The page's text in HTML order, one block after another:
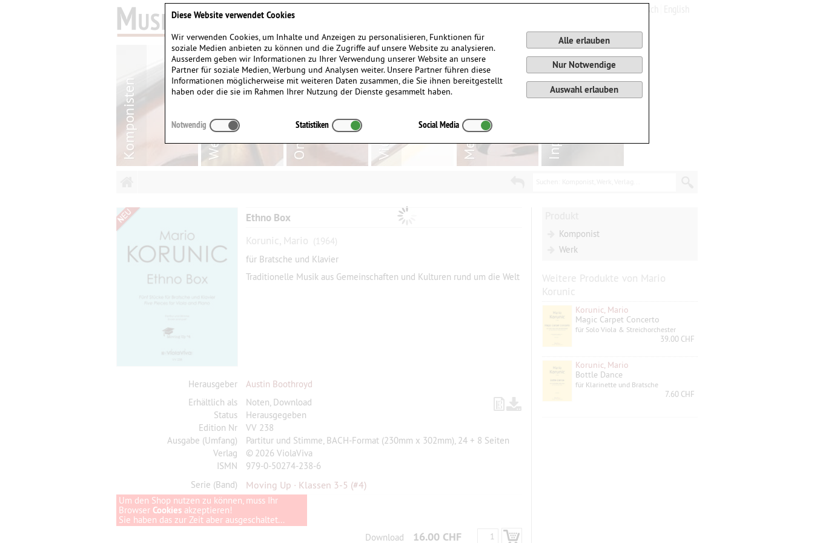
Ethno Box
Korunic, Mario (1964)
für Bratsche und Klavier
Traditionelle Musik aus Gemeinschaften und Kulturen rund um die Welt
Herausgeber
Austin Boothroyd
Erhältlich als
Noten, Download
Status
Herausgegeben
Edition Nr
VV 238
Ausgabe (Umfang)
Partitur und Stimme, BACH-Format (230mm x 302mm), 24 + 8 Seiten
Verlag
© 2026 ViolaViva
ISMN
979-0-50274-238-6
Serie (Band)
Moving Up · Klassen 3-5 (#4)
Um den Shop nutzen zu können, muss Ihr
Browser Cookies akzeptieren!
Sie haben das zur Zeit aber ausgeschaltet...
Download
16.00 CHF
Komponist
Werk
Weitere Produkte von Mario
Korunic
Korunic, Mario
Magic Carpet Concerto
für Solo Viola & Streichorchester
39.00 CHF
Korunic, Mario
Bottle Dance
für Klarinette und Bratsche
7.60 CHF
Diese Website verwendet Cookies
Wir verwenden Cookies, um Inhalte und Anzeigen zu personalisieren, Funktionen für
soziale Medien anbieten zu können und die Zugriffe auf unsere Website zu analysieren.
Ausserdem geben wir Informationen zu Ihrer Verwendung unserer Website an unsere
Partner für soziale Medien, Werbung und Analysen weiter. Unsere Partner führen diese
Informationen möglicherweise mit weiteren Daten zusammen, die Sie ihnen bereitgestellt
haben oder die sie im Rahmen Ihrer Nutzung der Dienste gesammelt haben.
Alle erlauben
Nur Notwendige
Auswahl erlauben
Notwendig Statistiken Social Media